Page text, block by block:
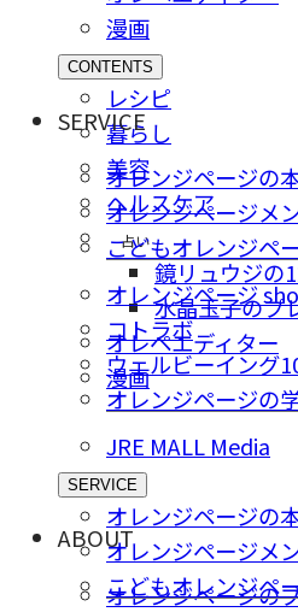
漫画
CONTENTS
レシピ
暮らし
美容
ヘルスケア
占い
鏡リュウジの
水晶玉子のプ
オレペエディター
漫画
SERVICE
オレンジページの
オレンジページメ
こどもオレンジペ
オレンジページ
コトラボ
ウェルビーイング
オレンジページの
JRE MALL Media
SERVICE
オレンジページの
オレンジページメ
こどもオレンジペ
ABOUT
オレンジページの